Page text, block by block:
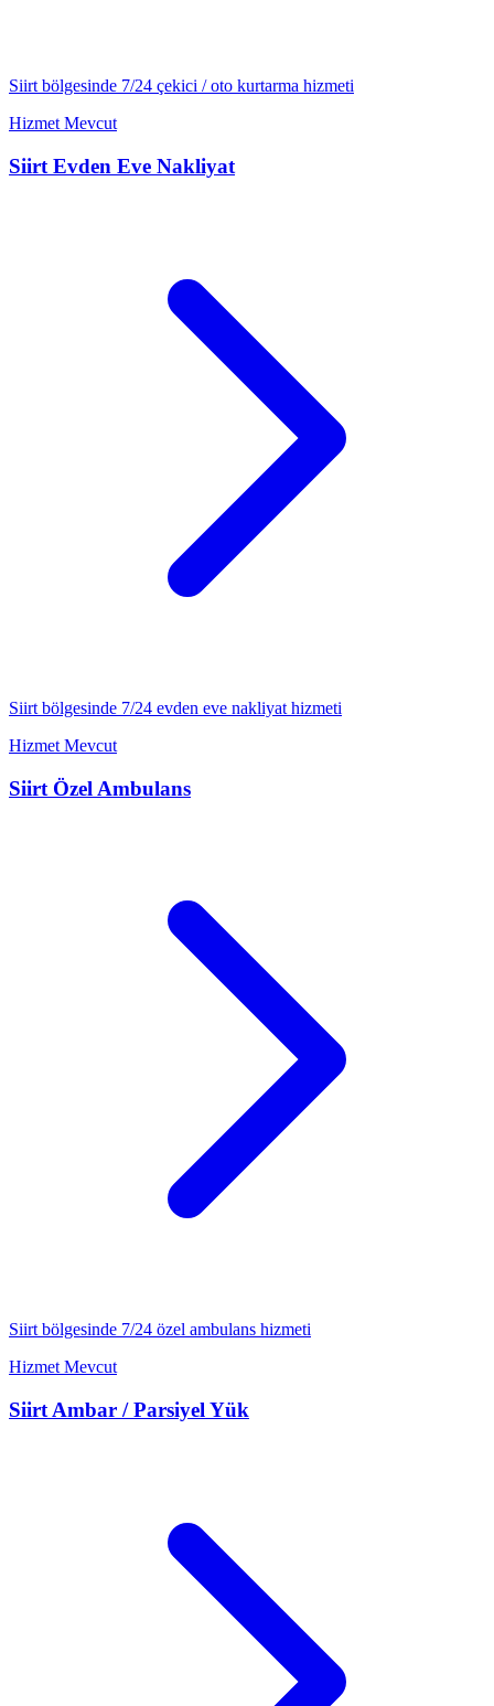
Siirt bölgesinde 7/24 çekici / oto kurtarma hizmeti
Hizmet Mevcut
Siirt Evden Eve Nakliyat
Siirt bölgesinde 7/24 evden eve nakliyat hizmeti
Hizmet Mevcut
Siirt Özel Ambulans
Siirt bölgesinde 7/24 özel ambulans hizmeti
Hizmet Mevcut
Siirt Ambar / Parsiyel Yük